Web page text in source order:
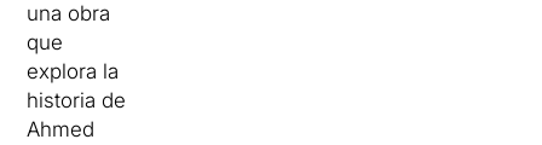
una obra
que
explora la
historia de
Ahmed